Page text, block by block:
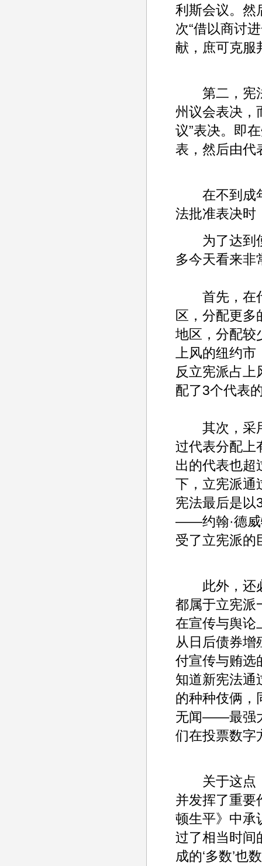
利斯会议。然
次“借以商讨
献，庶可克服
第二，宪法
州议会表决，
议”表决。即
表，然后由代
在不到成年
法批准表决时
为了达到使
多今天看来非
首先，在代
区，分配更多
地区，分配较
上风的纽约
反立宪派占上
配了3个代表
其次，采用
过代表分配上
出的代表也超
下，立宪派通
宪法最后是以
——约翰·德威
受了立宪派的
此外，还必
都属于立宪派
在宣传与舆论
从日后债券增
付宣传与贿选
知道新宪法通
的种种伎俩，
无闻——最强
们在投票数字
关于这点，
并发挥了重要
顿生平》中承
过了相当时间
成的‘多数’也